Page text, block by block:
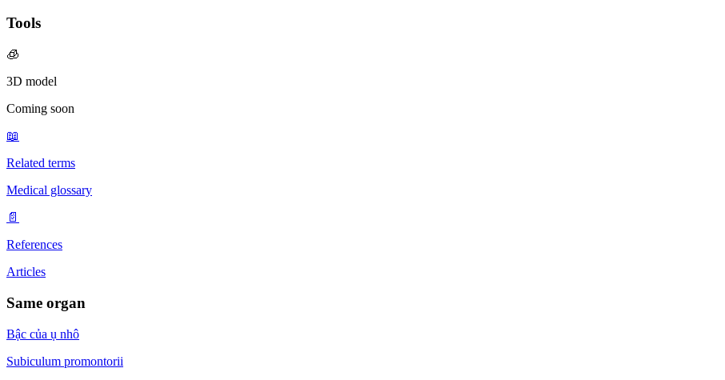
Tools
🧊
3D model
Coming soon
📖
Related terms
Medical glossary
📄
References
Articles
Same organ
Bậc của ụ nhô
Subiculum promontorii